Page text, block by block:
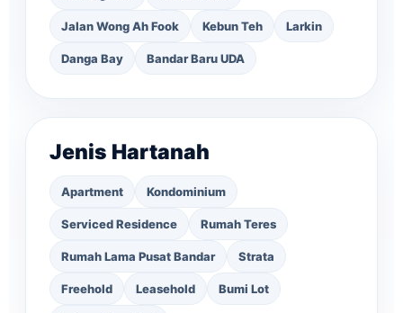
Jalan Wong Ah Fook Kebun Teh Larkin
Danga Bay Bandar Baru UDA
Jenis Hartanah
Apartment Kondominium
Serviced Residence Rumah Teres
Rumah Lama Pusat Bandar Strata
Freehold Leasehold Bumi Lot